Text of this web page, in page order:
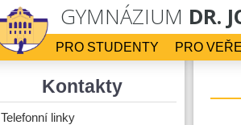
GYMNÁZIUM DR.
PRO
PRO STUDENTY
Kontakty
Telefonní linky